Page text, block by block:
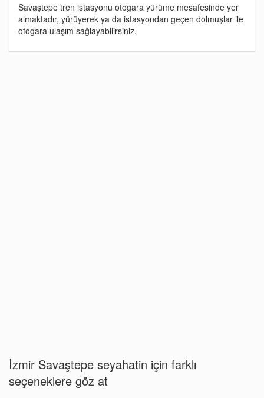
Savaştepe tren istasyonu otogara yürüme mesafesinde yer
almaktadır, yürüyerek ya da istasyondan geçen dolmuşlar ile
otogara ulaşım sağlayabilirsiniz.
İzmir Savaştepe seyahatin için farklı
seçeneklere göz at